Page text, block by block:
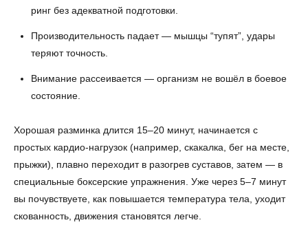
ринг без адекватной подготовки.
Производительность падает — мышцы “тупят”, удары
теряют точность.
Внимание рассеивается — организм не вошёл в боевое
состояние.
Хорошая разминка длится 15–20 минут, начинается с
простых кардио-нагрузок (например, скакалка, бег на месте,
прыжки), плавно переходит в разогрев суставов, затем — в
специальные боксерские упражнения. Уже через 5–7 минут
вы почувствуете, как повышается температура тела, уходит
скованность, движения становятся легче.